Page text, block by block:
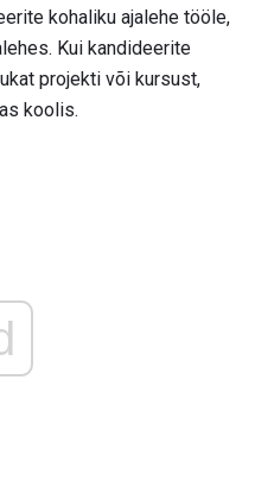
kohaliku ajalehe tööle,
Kui kandideerite
projekti või kursust,
koolis.